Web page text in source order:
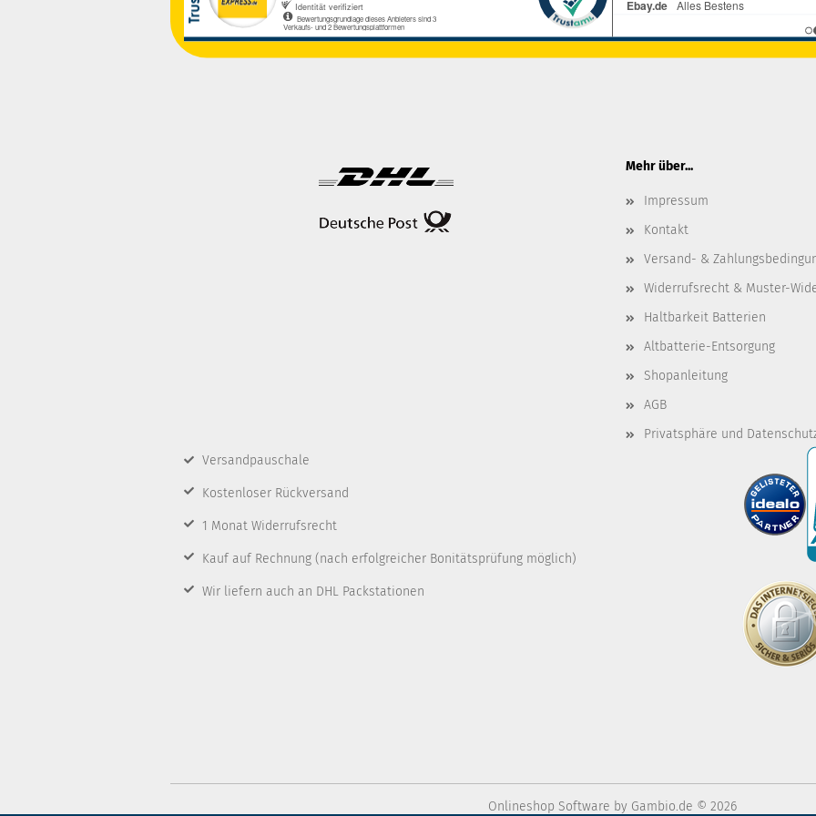
Mehr über...
Impressum
Kontakt
Versand- &
Widerrufsrecht & Muster-
Haltbarkeit Batterien
Altbatterie-Entsorgung
Shopanleitung
AGB
Privatsphäre und
Versandpauschale
Kostenloser Rückversand
1 Monat Widerrufsrecht
Kauf auf Rechnung (nach erfolgreicher Bonitätsprüfung möglich)
Wir liefern auch an DHL Packstationen
Onlineshop Software by Gambio.de © 2026